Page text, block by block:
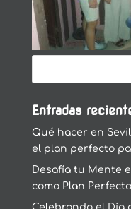
Entradas
Qué hacer en
el plan perfecto
Desafía tu Mente
como Plan